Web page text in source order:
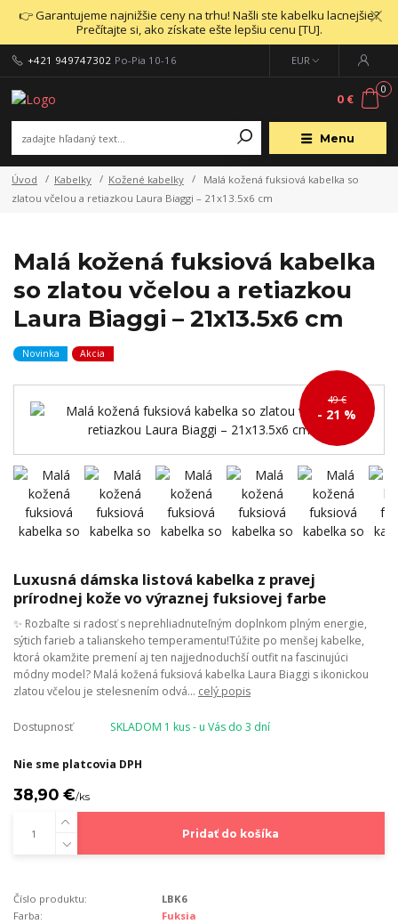
👉 Garantujeme najnižšie ceny na trhu! Našli ste kabelku lacnejšie?
Prečítajte si, ako získate ešte lepšiu cenu [TU].
Menu
EUR
+421 949747302 Po-Pia 10-16
0
0 €
Úvod Kabelky Kožené kabelky
Malá kožená fuksiová kabelka so
zlatou včelou a retiazkou Laura Biaggi – 21x13.5x6 cm
Malá kožená fuksiová kabelka
so zlatou včelou a retiazkou
Laura Biaggi – 21x13.5x6 cm
Novinka Akcia
49 €
- 21 %
Luxusná dámska listová kabelka z pravej
prírodnej kože vo výraznej fuksiovej farbe
✨ Rozbaľte si radosť s neprehliadnuteľným doplnkom plným energie,
sýtich farieb a talianskeho temperamentu!Túžite po menšej kabelke,
ktorá okamžite premení aj ten najjednoduchší outfit na fascinujúci
módny model? Malá kožená fuksiová kabelka Laura Biaggi s ikonickou
zlatou včelou je stelesnením odvá... celý popis
Dostupnosť SKLADOM 1 kus - u Vás do 3 dní
Nie sme platcovia DPH
38,90 €/ks
Pridať do košíka
Číslo produktu:
LBK6
Farba:
Fuksia